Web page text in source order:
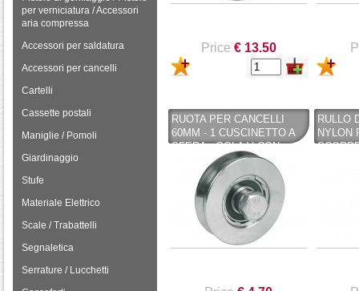
per verniciatura / Accessori
aria compressa
Accessori per saldatura
Accessori per cancelli
Cartelli
Cassette postali
Maniglie / Pomoli
Giardinaggio
Stufe
Materiale Elettrico
Scale / Trabattelli
Segnaletica
Serrature / Lucchetti
Price € 13.50
RUOTA PER CANCELLI
60MM - 1 CUSCINETTO A
SFERA - GOLA V CON
SCARICO - 360 IBFM -
RULLO
NYLON